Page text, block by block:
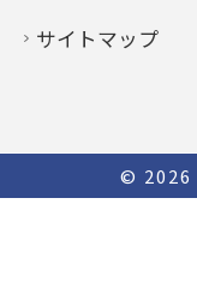
サイトマップ
© 2026